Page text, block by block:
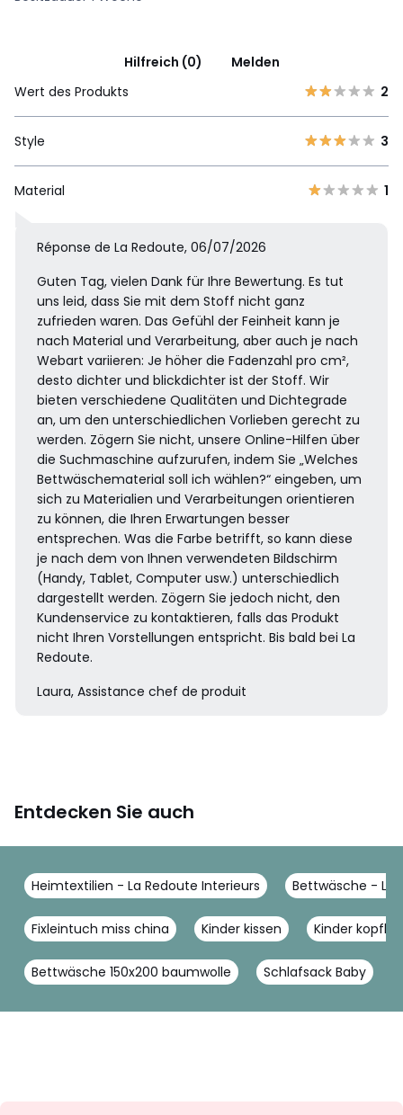
Hilfreich (0)
Melden
Wert des Produkts
2
Style 3
Material 1
Réponse de La Redoute, 06/07/2026
Guten Tag, vielen Dank für Ihre Bewertung. Es tut
uns leid, dass Sie mit dem Stoff nicht ganz
zufrieden waren. Das Gefühl der Feinheit kann je
nach Material und Verarbeitung, aber auch je nach
Webart variieren: Je höher die Fadenzahl pro cm²,
desto dichter und blickdichter ist der Stoff. Wir
bieten verschiedene Qualitäten und Dichtegrade
an, um den unterschiedlichen Vorlieben gerecht zu
werden. Zögern Sie nicht, unsere Online-Hilfen über
die Suchmaschine aufzurufen, indem Sie „Welches
Bettwäschematerial soll ich wählen?“ eingeben, um
sich zu Materialien und Verarbeitungen orientieren
zu können, die Ihren Erwartungen besser
entsprechen. Was die Farbe betrifft, so kann diese
je nach dem von Ihnen verwendeten Bildschirm
(Handy, Tablet, Computer usw.) unterschiedlich
dargestellt werden. Zögern Sie jedoch nicht, den
Kundenservice zu kontaktieren, falls das Produkt
nicht Ihren Vorstellungen entspricht. Bis bald bei La
Redoute.
Laura, Assistance chef de produit
Entdecken Sie auch
Heimtextilien - La Redoute Interieurs Bettwäsche - La
Fixleintuch miss china Kinder kissen Kinder
Bettwäsche 150x200 baumwolle Schlafsack Baby